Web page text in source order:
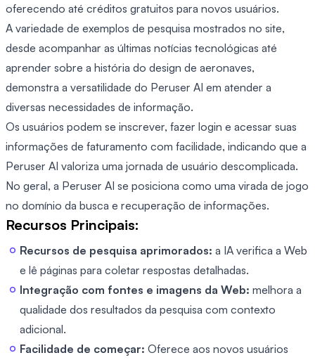
oferecendo até créditos gratuitos para novos usuários.
A variedade de exemplos de pesquisa mostrados no site,
desde acompanhar as últimas notícias tecnológicas até
aprender sobre a história do design de aeronaves,
demonstra a versatilidade do Peruser AI em atender a
diversas necessidades de informação.
Os usuários podem se inscrever, fazer login e acessar suas
informações de faturamento com facilidade, indicando que a
Peruser AI valoriza uma jornada de usuário descomplicada.
No geral, a Peruser AI se posiciona como uma virada de jogo
no domínio da busca e recuperação de informações.
Recursos Principais:
Recursos de pesquisa aprimorados: a IA verifica a Web
e lê páginas para coletar respostas detalhadas.
Integração com fontes e imagens da Web: melhora a
qualidade dos resultados da pesquisa com contexto
adicional.
Facilidade de começar: Oferece aos novos usuários